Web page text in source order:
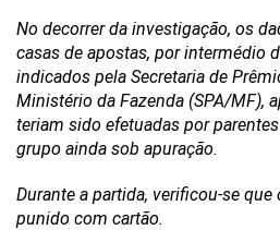
No decorrer da investigação, os
casas de apostas, por intermédio
indicados pela Secretaria de
Ministério da Fazenda (SPA/MF),
teriam sido efetuadas por
grupo ainda sob apuração.
Durante a partida, verificou-se
punido com cartão.